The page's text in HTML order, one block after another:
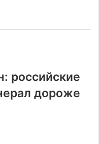
российские
дороже